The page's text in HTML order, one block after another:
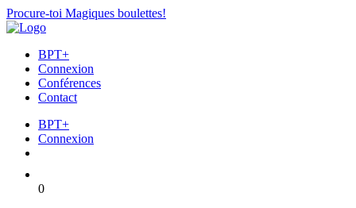
Procure-toi Magiques boulettes!
BPT+
Connexion
Conférences
Contact
BPT+
Connexion
0